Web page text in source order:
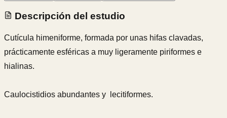
Descripción del estudio
Cutícula himeniforme, formada por unas hifas clavadas,
prácticamente esféricas a muy ligeramente piriformes e
hialinas.
Caulocistidios abundantes y lecitiformes.